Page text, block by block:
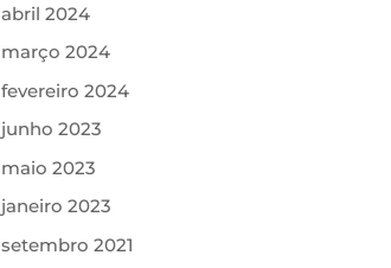
abril 2024
março 2024
fevereiro 2024
junho 2023
maio 2023
janeiro 2023
setembro 2021